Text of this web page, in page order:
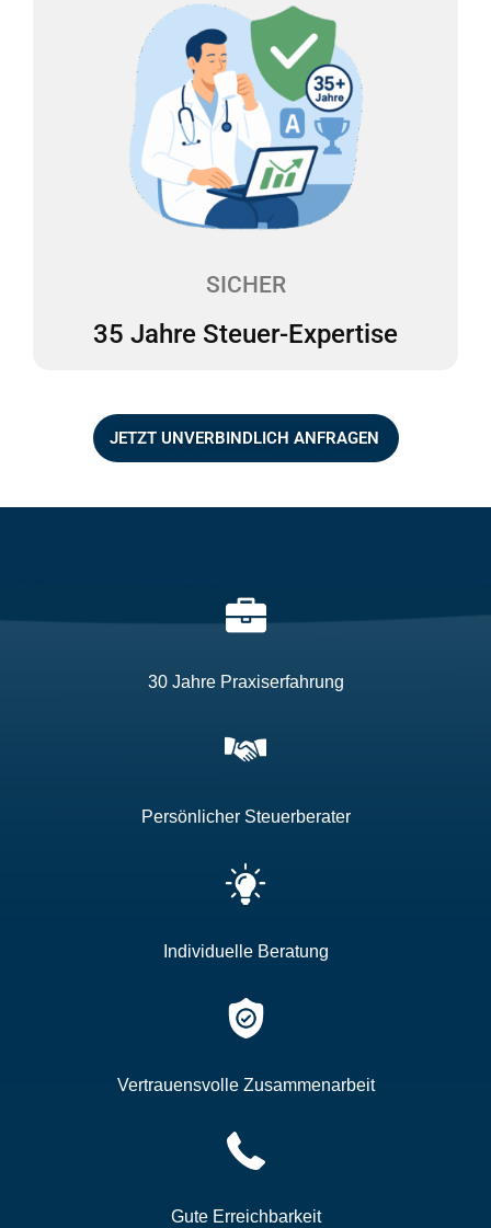
SICHER
35 Jahre Steuer-Expertise
35 Jahre Steuer-Expertise
Vermeiden Sie böse Überraschungen in
Betriebsprüfungen durch professionelle
Unterstützung. Wir sind mit unserem mehrfach
ausgezeichneten Team seit über 35 Jahren als
JETZT UNVERBINDLICH ANFRAGEN
30 Jahre Praxiserfahrung
Persönlicher Steuerberater
Individuelle Beratung
Vertrauensvolle Zusammenarbeit
Gute Erreichbarkeit